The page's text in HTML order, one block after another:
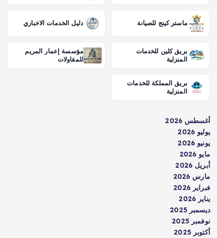
ماستر كينج للصيانة دليل الخدمات الاخباري
بريق كلين للخدمات
المنزلية
مؤسسة إعمار المريم
للمقاولات
بريق المملكة للخدمات
المنزلية
أغسطس 2026
يوليو 2026
يونيو 2026
مايو 2026
أبريل 2026
مارس 2026
فبراير 2026
يناير 2026
ديسمبر 2025
نوفمبر 2025
أكتوبر 2025